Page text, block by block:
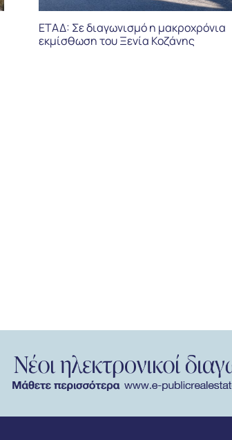
ΕΤΑΔ: Σε διαγωνισμό η μακροχρόνια
εκμίσθωση του Ξενία Κοζάνης